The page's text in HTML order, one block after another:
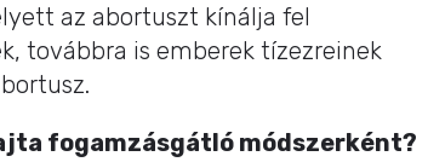
az abortuszt kínálja fel
továbbra is emberek tízezreinek
fogamzásgátló módszerként?